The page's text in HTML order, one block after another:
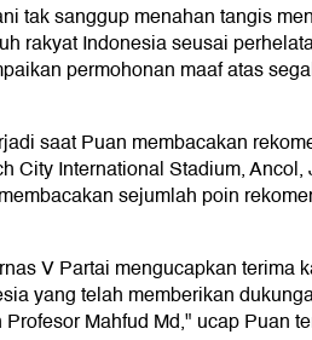
tak sanggup menahan tangis
rakyat Indonesia seusai
permohonan maaf atas
saat Puan membacakan
City International Stadium, Ancol,
sejumlah poin
V Partai mengucapkan terima
yang telah memberikan
Mahfud Md," ucap Puan